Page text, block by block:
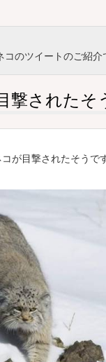
のツイートのご紹介
撃されたそ
が目撃されたそうで